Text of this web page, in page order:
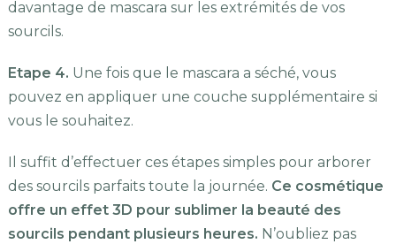
davantage de mascara sur les extrémités de vos
sourcils.
Etape 4. Une fois que le mascara a séché, vous
pouvez en appliquer une couche supplémentaire si
vous le souhaitez.
Il suffit d’effectuer ces étapes simples pour arborer
des sourcils parfaits toute la journée. Ce cosmétique
offre un effet 3D pour sublimer la beauté des
sourcils pendant plusieurs heures. N’oubliez pas